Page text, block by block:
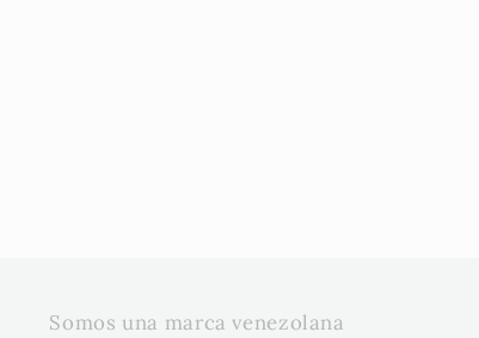
Somos una marca venezolana